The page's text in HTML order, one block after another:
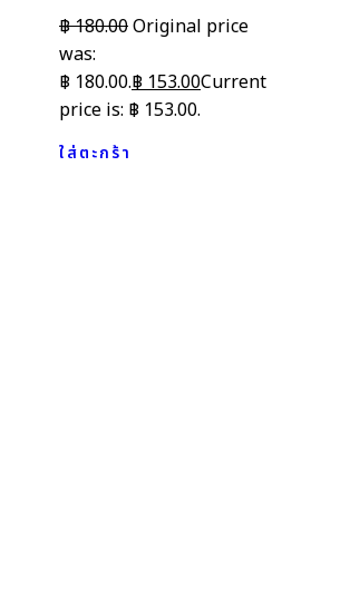
฿180.00Original price
was:
฿ 180.00.฿ 153.00Current
price is: ฿ 153.00.
ใส่ตะกร้า